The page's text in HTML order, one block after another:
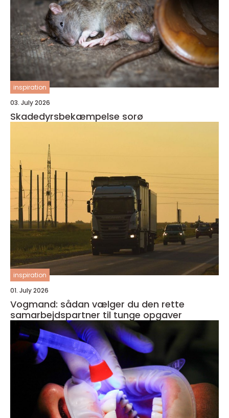
inspiration
03. July 2026
Skadedyrsbekæmpelse sorø
inspiration
01. July 2026
Vogmand: sådan vælger du den rette
samarbejdspartner til tunge opgaver